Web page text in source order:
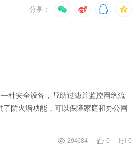
分享：
种安全设备，帮助过滤并监控网络流
防火墙功能，可以保障家庭和办公网
294684 0 0